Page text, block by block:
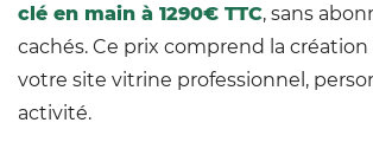
clé en main à 1290€ TTC, sans
cachés. Ce prix comprend la
votre site vitrine professionnel,
activité.